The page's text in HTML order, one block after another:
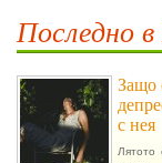
Последно
Защо
с нея
Лятото